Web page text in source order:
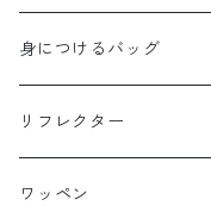
B3
Baby Legs Bags
Bike Friday
WALD 用バッグ
ハンドルバーバッグ
トップチューブバッグ
身につけるバッグ
ヒップバッグ
トートバッグ
リフレクター
ワッペン